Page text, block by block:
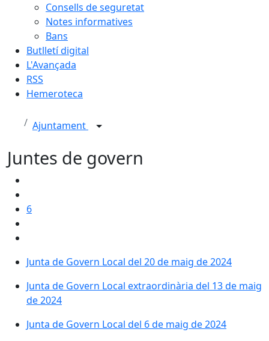
Consells de seguretat
Notes informatives
Bans
Butlletí digital
L'Avançada
RSS
Hemeroteca
Ajuntament
Juntes de govern
6
Junta de Govern Local del 20 de maig de 2024
Junta de Govern Local extraordinària del 13 de maig
de 2024
Junta de Govern Local del 6 de maig de 2024